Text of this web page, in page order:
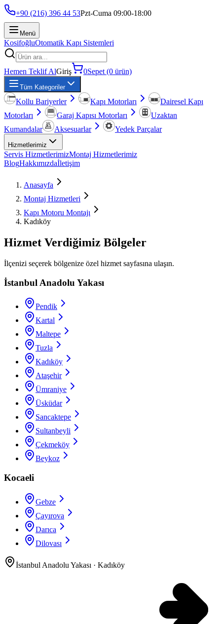
+90 (216) 396 44 53Pzt-Cuma 09:00-18:00
Menü
KosifoğluOtomatik Kapı Sistemleri
Hemen Teklif AlGiriş 0Sepet (0 ürün)
Tüm Kategoriler
Kollu Bariyerler Kapı Motorları
Dairesel Kapı
Motorları
Garaj Kapısı Motorları
Uzaktan
Kumandalar
Aksesuarlar Yedek Parçalar
Hizmetlerimiz
Servis HizmetlerimizMontaj Hizmetlerimiz
BlogHakkımızdaİletişim
Anasayfa
Montaj Hizmetleri
Kapı Motoru Montajı
Kadıköy
Hizmet Verdiğimiz Bölgeler
İlçenizi seçerek bölgenize özel hizmet sayfasına ulaşın.
İstanbul Anadolu Yakası
Pendik
Kartal
Maltepe
Tuzla
Kadıköy
Ataşehir
Ümraniye
Üsküdar
Sancaktepe
Sultanbeyli
Çekmeköy
Beykoz
Kocaeli
Gebze
Çayırova
Darıca
Dilovası
İstanbul Anadolu Yakası · Kadıköy